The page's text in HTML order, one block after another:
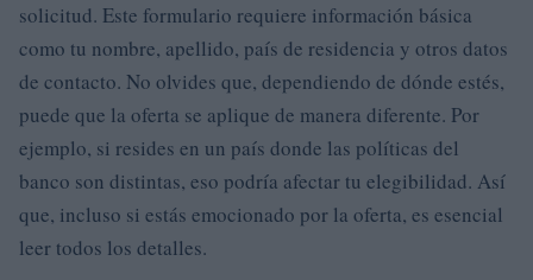
solicitud. Este formulario requiere información básica
como tu nombre, apellido, país de residencia y otros datos
de contacto. No olvides que, dependiendo de dónde estés,
puede que la oferta se aplique de manera diferente. Por
ejemplo, si resides en un país donde las políticas del
banco son distintas, eso podría afectar tu elegibilidad. Así
que, incluso si estás emocionado por la oferta, es esencial
leer todos los detalles.